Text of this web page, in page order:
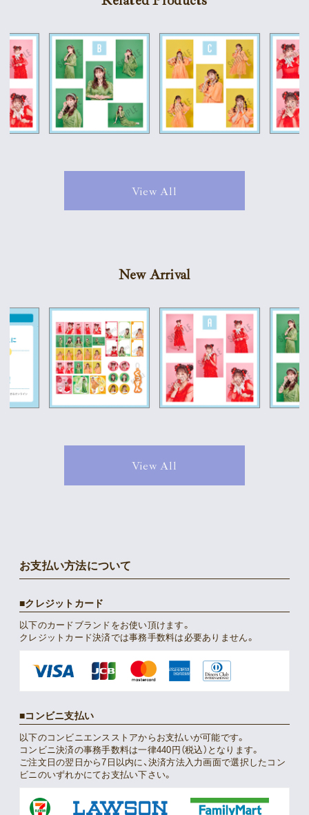
View All
New Arrival
View All
お支払い方法について
クレジットカード
以下のカードブランドをお使い頂けます。
クレジットカード決済では事務手数料は必要ありません。
コンビニ支払い
以下のコンビニエンスストアからお支払いが可能です。
コンビニ決済の事務手数料は一律440円（税込）となります。
ご注文日の翌日から7日以内に、決済方法入力画面で選択したコン
ビニのいずれかにてお支払い下さい。